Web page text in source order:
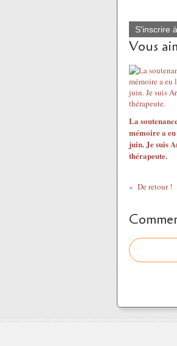
S'inscrire
Vous
La
mémoire a
juin. Je suis
thérapeute.
De retour !